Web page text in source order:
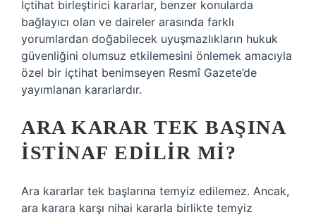
İçtihat birleştirici kararlar, benzer konularda
bağlayıcı olan ve daireler arasında farklı
yorumlardan doğabilecek uyuşmazlıkların hukuk
güvenliğini olumsuz etkilemesini önlemek amacıyla
özel bir içtihat benimseyen Resmî Gazete’de
yayımlanan kararlardır.
ARA KARAR TEK BAŞINA
ISTINAF EDILIR MI?
Ara kararlar tek başlarına temyiz edilemez. Ancak,
ara karara karşı nihai kararla birlikte temyiz